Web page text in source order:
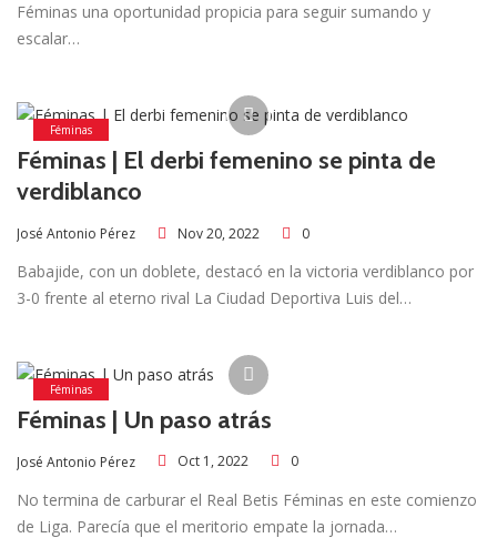
Féminas una oportunidad propicia para seguir sumando y
escalar…
Féminas
Féminas | El derbi femenino se pinta de
verdiblanco
José Antonio Pérez Nov 20, 2022 0
Babajide, con un doblete, destacó en la victoria verdiblanco por
3-0 frente al eterno rival La Ciudad Deportiva Luis del…
Féminas
Féminas | Un paso atrás
José Antonio Pérez Oct 1, 2022 0
No termina de carburar el Real Betis Féminas en este comienzo
de Liga. Parecía que el meritorio empate la jornada…